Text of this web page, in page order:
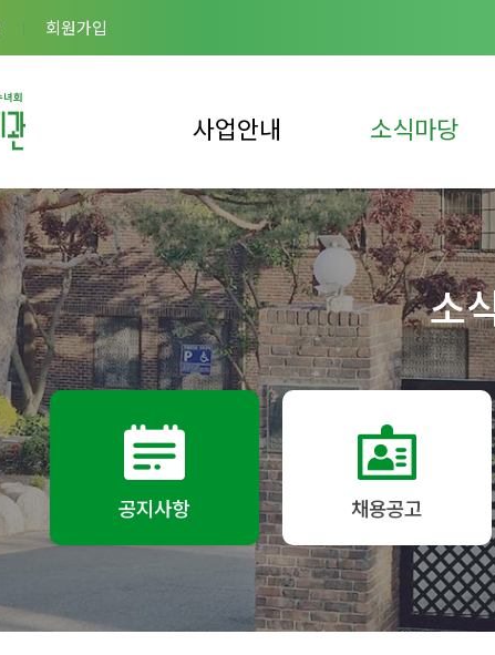
회원가입
사업안내
이용안내
복지관 사업안내
복합시설 사업안내
소식마당
공지사항
채용공고
노틀담 사진이야기
언론 속 복지관
소
공지사항 채용공고